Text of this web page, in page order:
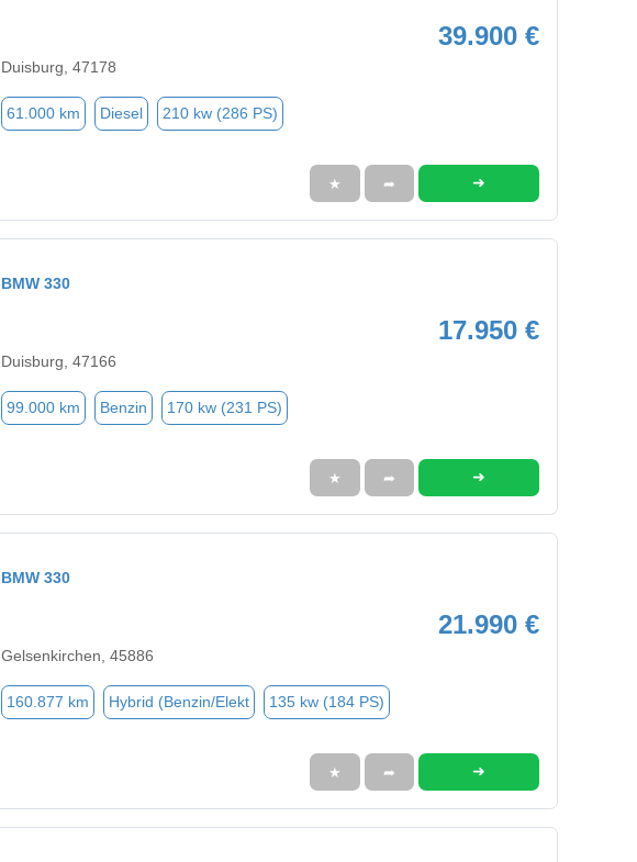
39.900 €
Duisburg, 47178
61.000 km Diesel 210 kw (286 PS)
★ ➦ ➜
BMW 330
17.950 €
Duisburg, 47166
99.000 km Benzin 170 kw (231 PS)
★ ➦ ➜
BMW 330
21.990 €
Gelsenkirchen, 45886
160.877 km Hybrid (Benzin/Elekt 135 kw (184 PS)
★ ➦ ➜